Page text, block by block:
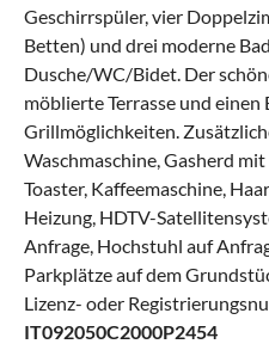
Geschirrspüler, vier
Betten) und drei moderne
Dusche/WC/Bidet. Der
möblierte Terrasse und
Grillmöglichkeiten.
Waschmaschine, Gasherd
Toaster, Kaffeemaschine,
Heizung, HDTV-
Anfrage, Hochstuhl auf
Parkplätze auf dem
Lizenz- oder
IT092050C2000P2454